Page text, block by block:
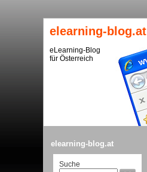
elearning-blog.at
eLearning-Blog
für Österreich
elearning-blog.at
Suche